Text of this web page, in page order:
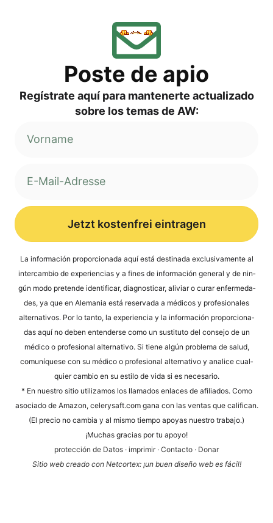
Pos­te de apio
Regí­s­tra­te aquí para man­ten­er­te actua­liz­ado
sob­re los temas de AW:
Jetzt kostenfrei eintragen
La infor­mación pro­por­cio­na­da aquí está desti­na­da exclu­si­v­a­men­te al
inter­cam­bio de expe­ri­en­ci­as y a fines de infor­mación gene­ral y de nin­
gún modo pre­ten­de iden­ti­fi­car, dia­gno­sti­car, ali­vi­ar o curar enfer­me­da­
des, ya que en Ale­ma­nia está reser­va­da a méd­icos y pro­fe­sio­na­les
alter­na­tivos. Por lo tan­to, la expe­ri­en­cia y la infor­mación pro­por­cio­na­
das aquí no deben enten­der­se como un susti­tu­to del con­se­jo de un
méd­ico o pro­fe­sio­nal alter­na­tivo. Si tiene algún pro­ble­ma de salud,
comuní­que­se con su méd­ico o pro­fe­sio­nal alter­na­tivo y ana­li­ce cual­
quier cam­bio en su esti­lo de vida si es necesario.
* En nues­tro sitio uti­liz­a­mos los llama­dos enlaces de afi­lia­dos. Como
aso­cia­do de Ama­zon, cele​ry​saft​.com gana con las ven­tas que cali­fi­can.
(El pre­cio no cam­bia y al mis­mo tiem­po apoyas nues­tro trabajo.)
¡Much­as gra­ci­as por tu apoyo!
pro­tección de Datos · impri­mir· Cont­ac­to · Donar
Sitio web cre­a­do con Net­cortex: ¡un buen dise­ño web es fácil!